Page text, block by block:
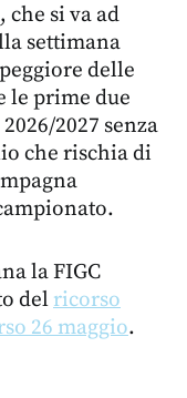
che si va ad
settimana
delle
le prime due
2027 senza
che rischia di
la FIGC
del ricorso
26 maggio.